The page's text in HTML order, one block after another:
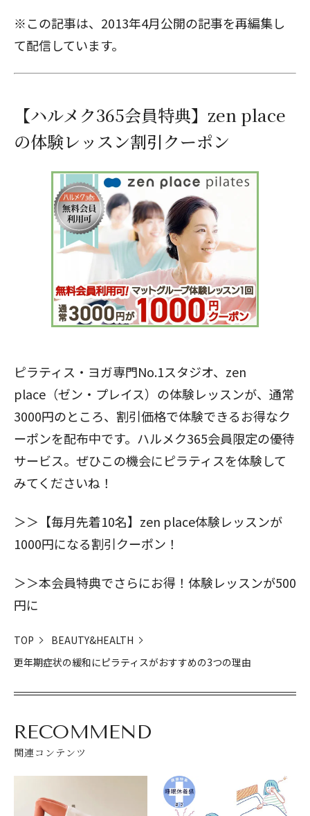
※この記事は、2013年4月公開の記事を再編集し
て配信しています。
【ハルメク365会員特典】zen place
の体験レッスン割引クーポン
ピラティス・ヨガ専門No.1スタジオ、zen
place（ゼン・プレイス）の体験レッスンが、通常
3000円のところ、割引価格で体験できるお得なク
ーポンを配布中です。ハルメク365会員限定の優待
サービス。ぜひこの機会にピラティスを体験して
みてくださいね！
＞＞ 【毎月先着10名】zen place体験レッスンが
1000円になる割引クーポン！
＞＞本会員特典でさらにお得！体験レッスンが500
円に
TOP
BEAUTY&HEALTH
更年期症状の緩和にピラティスがおすすめの3つの理由
RECOMMEND
関連コンテンツ